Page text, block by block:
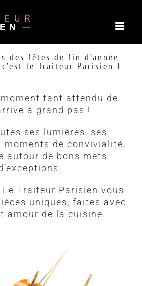
des fêtes de fin d’année
c’est le Traiteur Parisien !
tant attendu de
à grand pas !
ses lumières, ses
moments de convivialité,
autour de bons mets
Traiteur Parisien vous
uniques, faites avec
amour de la cuisine.